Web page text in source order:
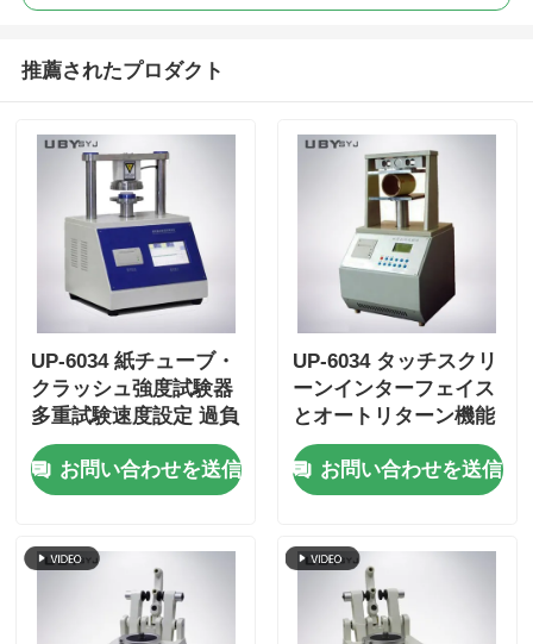
推薦されたプロダクト
UP-6034 紙チューブ・
クラッシュ強度試験器
多重試験速度設定 過負
荷防止とISO11093-9適
合性お問い合わせを送信
UP-6034 タッチスクリ
ーンインターフェイス
とオートリターン機能
を備えたユーザーフレ
ンドリーな紙管圧壊強
度試験機
お問い合わせを送信